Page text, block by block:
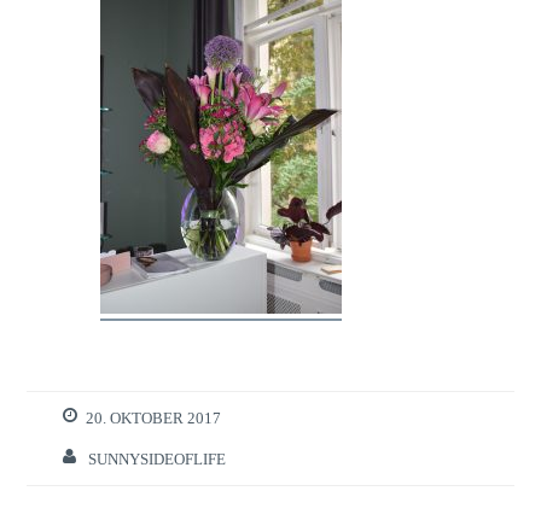
20. OKTOBER 2017
SUNNYSIDEOFLIFE